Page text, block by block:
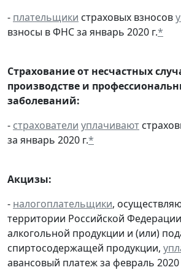
- плательщики страховых взносов
взносы в ФНС за январь 2020 г.*
Страхование от несчастных
производстве и
заболеваний:
- страхователи уплачивают
за январь 2020 г.*
Акцизы:
- налогоплательщики,
территории Российской
алкогольной продукции и (или)
спиртосодержащей продукции,
авансовый платеж за февраль 2020